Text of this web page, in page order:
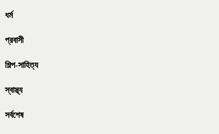
ধর্ম
প্রবাসী
শিল্প-সাহিত্য
স্বাস্থ্য
সর্বশেষ